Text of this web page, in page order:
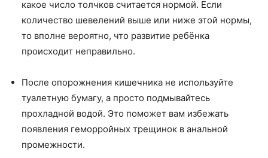
какое число толчков считается нормой. Если
количество шевелений выше или ниже этой нормы,
то вполне вероятно, что развитие ребёнка
происходит неправильно.
После опорожнения кишечника не используйте
туалетную бумагу, а просто подмывайтесь
прохладной водой. Это поможет вам избежать
появления геморройных трещинок в анальной
промежности.